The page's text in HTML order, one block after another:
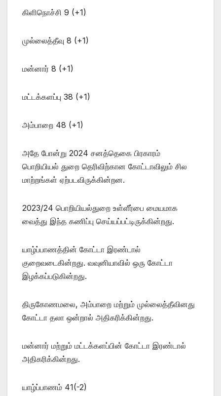
கிளிநொச்சி 9 (+1)
முல்லைத்தீவு 8 (+1)
மன்னார் 8 (+1)
மட்டக்களப்பு 38 (+1)
அம்பாறை 48 (+1)
அதே போன்று 2024 சனத்தெகை பிரகாரம்
பொறியியல் துறை தெரிவிற்கான கோட்டாவிலும் சில
மாற்றங்கள் ஏற்படவிருக்கின்றன.
2023/24 பொறியியல்துறை உள்ளீர்பை மையமாக
வைத்து இந்த கணிப்பு செய்யப்பட்டிருக்கின்றது.
யாழ்ப்பாணத்தின் கோட்டா இரண்டால்
குறைவடைகின்றது. வவுனியாவில் ஒரு கோட்டா
இழக்கப்படுகின்றது.
திருகோணமலை, அம்பாறை மற்றும் முல்லைத்தீவினது
கோட்டா தலா ஒன்றால் அதிகரிக்கின்றது.
மன்னார் மற்றும் மட்டக்களப்பின் கோட்டா இரண்டால்
அதிகரிக்கின்றது.
யாழ்ப்பாணம் 41(-2)